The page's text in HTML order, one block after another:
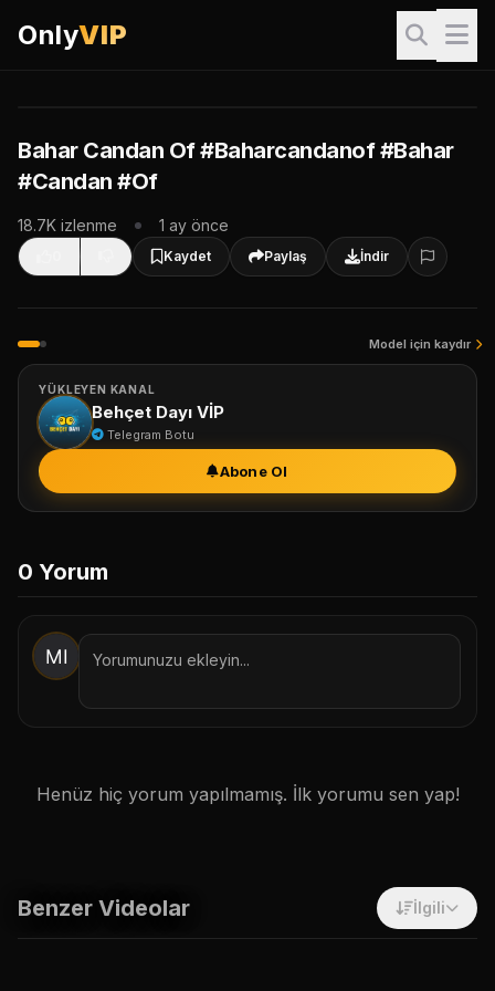
OnlyVIP
Giriş Yap & İzle
Bahar Candan Of #Baharcandanof #Bahar
#Candan #Of
18.7K izlenme 1 ay önce
Kaydet Paylaş İndir
Model için kaydır
YÜKLEYEN KANAL
Behçet Dayı VİP
Telegram Botu
Abone Ol
0 Yorum
Henüz hiç yorum yapılmamış. İlk yorumu sen yap!
Benzer Videolar İlgili
Sadece Site İçi Takip Et